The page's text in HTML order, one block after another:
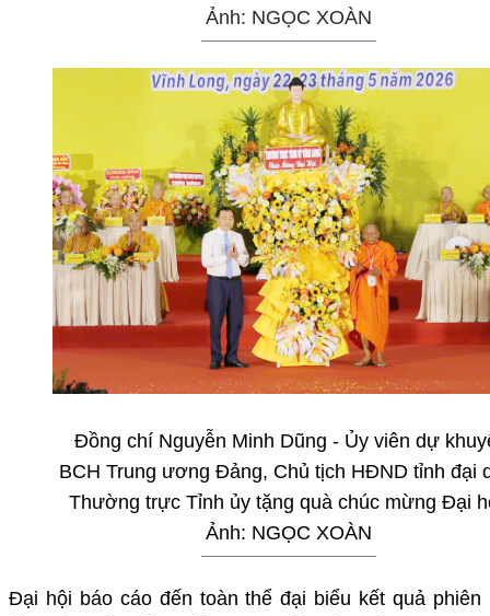
Ảnh: NGỌC XOÀN
Đồng chí Nguyễn Minh Dũng - Ủy viên dự
BCH Trung ương Đảng, Chủ tịch HĐND tỉnh đại
Thường trực Tỉnh ủy tặng quà chúc mừng Đại
Ảnh: NGỌC XOÀN
Đại hội báo cáo đến toàn thể đại biểu kết quả phiên